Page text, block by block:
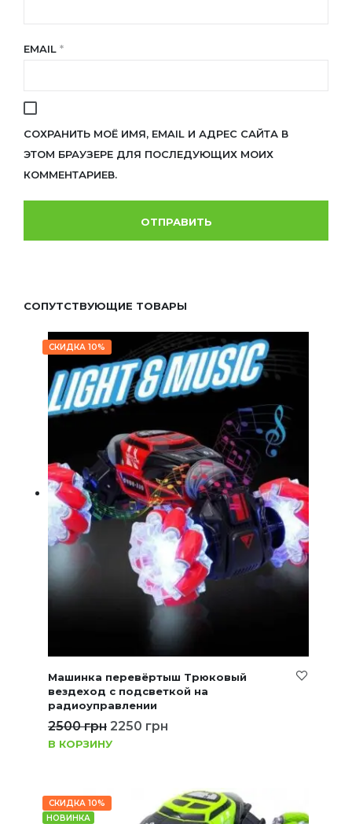
EMAIL *
СОХРАНИТЬ МОЁ ИМЯ, EMAIL И АДРЕС САЙТА В
ЭТОМ БРАУЗЕРЕ ДЛЯ ПОСЛЕДУЮЩИХ МОИХ
КОММЕНТАРИЕВ.
СОПУТСТВУЮЩИЕ ТОВАРЫ
СКИДКА 10%
Машинка перевёртыш Трюковый
вездеход с подсветкой на
радиоуправлении
2500грн 2250 грн
В КОРЗИНУ
СКИДКА 10%
НОВИНКА